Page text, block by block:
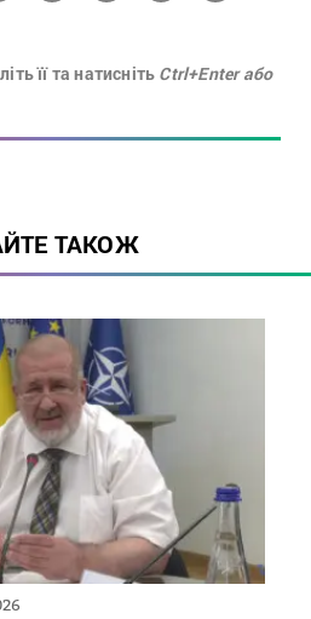
її та натисніть Ctrl+Enter або
ТАКОЖ